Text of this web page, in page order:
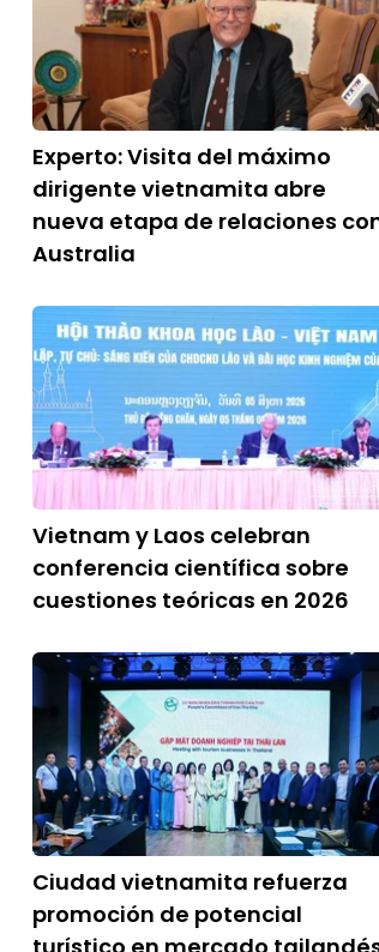
Experto: Visita del máximo
dirigente vietnamita abre
nueva etapa de relaciones
Australia
Vietnam y Laos celebran
conferencia científica sobre
cuestiones teóricas en 2026
Ciudad vietnamita refuerza
promoción de potencial